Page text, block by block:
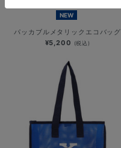
NEW
パッカブルメタリックエコバッグ
¥5,200 (税込)